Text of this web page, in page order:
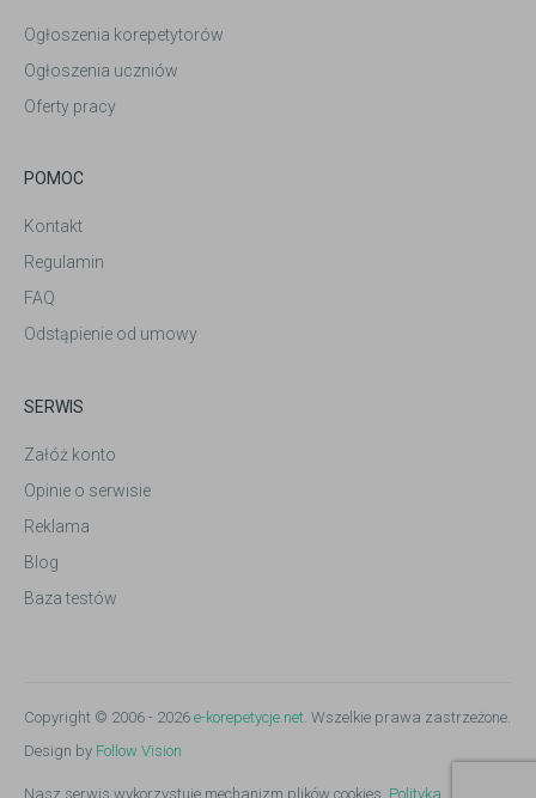
Ogłoszenia korepetytorów
Ogłoszenia uczniów
Oferty pracy
POMOC
Kontakt
Regulamin
FAQ
Odstąpienie od umowy
SERWIS
Załóż konto
Opinie o serwisie
Reklama
Blog
Baza testów
Copyright © 2006 - 2026 e-korepetycje.net . Wszelkie prawa zastrzeżone.
Design by Follow Vision
Nasz serwis wykorzystuje mechanizm plików cookies. Polityka